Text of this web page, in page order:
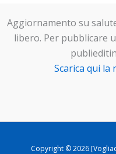
Aggiornamento su
libero. Per pubblicare
Scarica qui
Copyright © 2026